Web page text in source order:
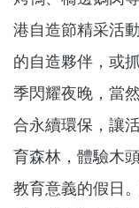
港自造節精采活
的自造夥伴，或
季閃耀夜晚，當
合永續環保，讓
育森林，體驗木
教育意義的假日